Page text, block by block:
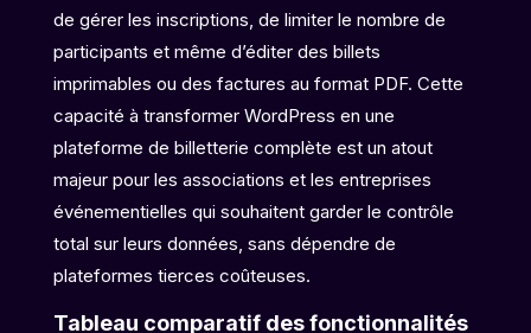
de gérer les inscriptions, de limiter le nombre de
participants et même d’éditer des billets
imprimables ou des factures au format PDF. Cette
capacité à transformer WordPress en une
plateforme de billetterie complète est un atout
majeur pour les associations et les entreprises
événementielles qui souhaitent garder le contrôle
total sur leurs données, sans dépendre de
plateformes tierces coûteuses.
Tableau comparatif des fonctionnalités